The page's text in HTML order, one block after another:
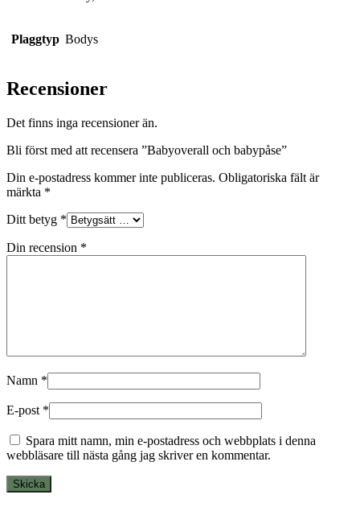
Plaggtyp Bodys
Recensioner
Det finns inga recensioner än.
Bli först med att recensera ”Babyoverall och babypåse”
Din e-postadress kommer inte publiceras. Obligatoriska fält är
märkta *
Ditt betyg *
Din recension *
Namn *
E-post *
Spara mitt namn, min e-postadress och webbplats i denna
webbläsare till nästa gång jag skriver en kommentar.